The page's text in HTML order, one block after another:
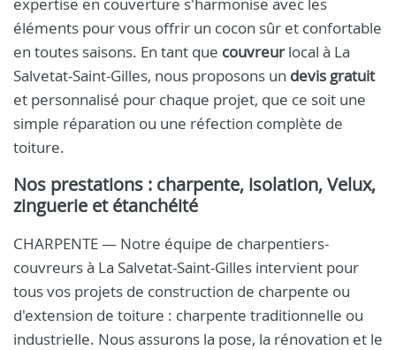
éléments pour vous offrir un cocon sûr et confortable
en toutes saisons. En tant que couvreurlocal à La
Salvetat-Saint-Gilles, nous proposons un devis gratuit
et personnalisé pour chaque projet, que ce soit une
simple réparation ou une réfection complète de
toiture.
Nos prestations : charpente, isolation, Velux,
zinguerie et étanchéité
CHARPENTE — Notre équipe de charpentiers-
couvreurs à La Salvetat-Saint-Gilles intervient pour
tous vos projets de construction de charpente ou
d'extension de toiture : charpente traditionnelle ou
industrielle. Nous assurons la pose, la rénovation et le